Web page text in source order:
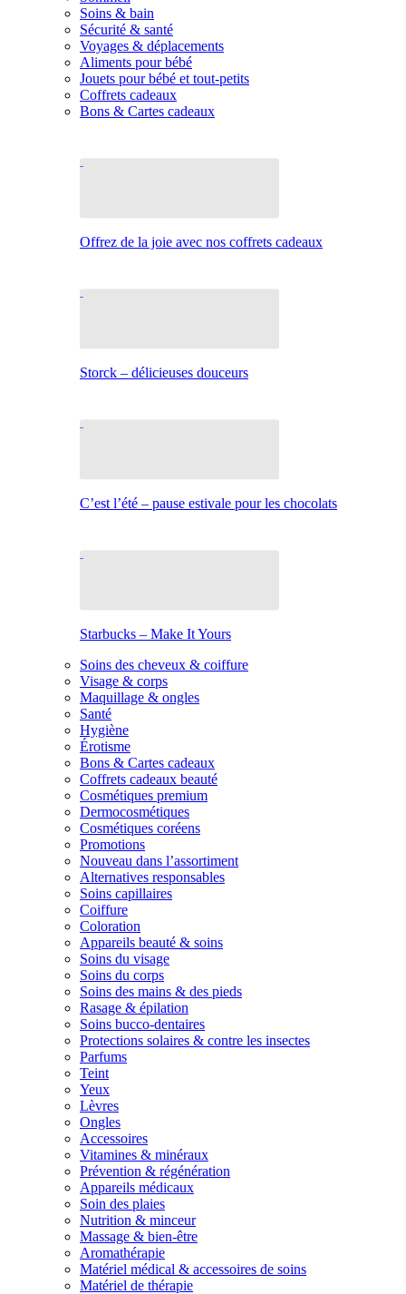
Soins & bain
Sécurité & santé
Voyages & déplacements
Aliments pour bébé
Jouets pour bébé et tout-petits
Coffrets cadeaux
Bons & Cartes cadeaux
Offrez de la joie avec nos coffrets cadeaux
Storck – délicieuses douceurs
C’est l’été – pause estivale pour les chocolats
Starbucks – Make It Yours
Soins des cheveux & coiffure
Visage & corps
Maquillage & ongles
Santé
Hygiène
Érotisme
Bons & Cartes cadeaux
Coffrets cadeaux beauté
Cosmétiques premium
Dermocosmétiques
Cosmétiques coréens
Promotions
Nouveau dans l’assortiment
Alternatives responsables
Soins capillaires
Coiffure
Coloration
Appareils beauté & soins
Soins du visage
Soins du corps
Soins des mains & des pieds
Rasage & épilation
Soins bucco-dentaires
Protections solaires & contre les insectes
Parfums
Teint
Yeux
Lèvres
Ongles
Accessoires
Vitamines & minéraux
Prévention & régénération
Appareils médicaux
Soin des plaies
Nutrition & minceur
Massage & bien-être
Aromathérapie
Matériel médical & accessoires de soins
Matériel de thérapie